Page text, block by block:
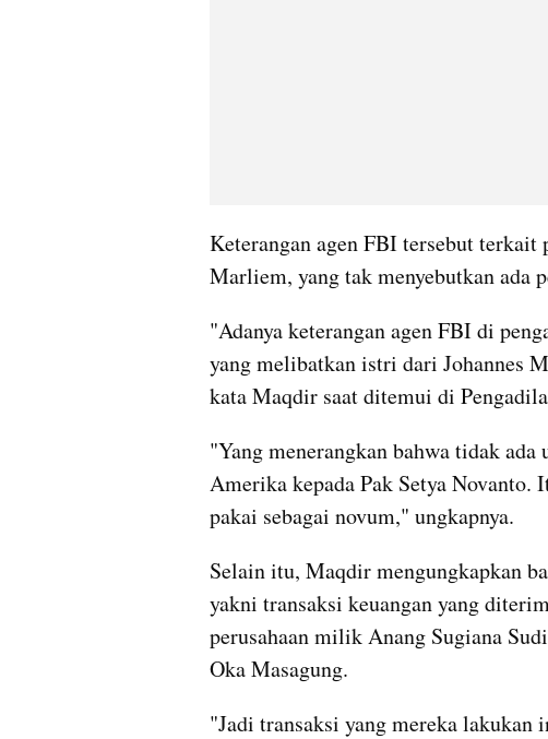
Keterangan agen FBI tersebut terkait
Marliem, yang tak menyebutkan ada
"Adanya keterangan agen FBI di
yang melibatkan istri dari Johannes
kata Maqdir saat ditemui di
"Yang menerangkan bahwa tidak
Amerika kepada Pak Setya Novanto.
pakai sebagai novum," ungkapnya.
Selain itu, Maqdir mengungkapkan
yakni transaksi keuangan yang
perusahaan milik Anang Sugiana
Oka Masagung.
"Jadi transaksi yang mereka lakukan